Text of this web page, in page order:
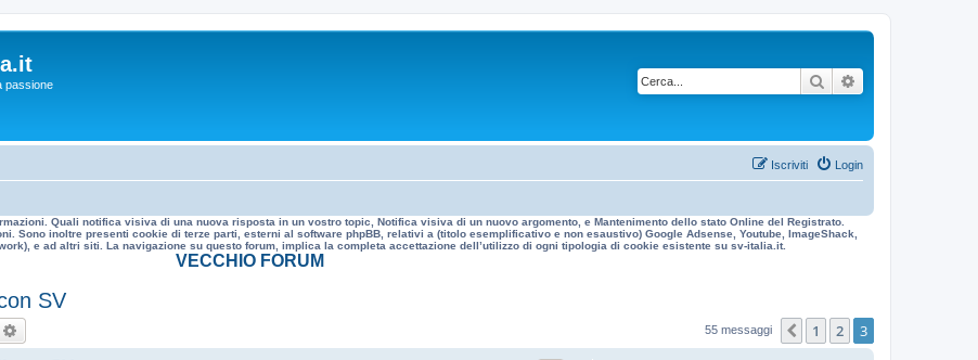
passione Cerca
Login
Iscriviti
Quali notifica visiva di una nuova risposta in un vostro topic, Notifica visiva di un nuovo argomento, e Mantenimento dello stato Online del Registrato.
Sono inoltre presenti cookie di terze parti, esterni al software phpBB, relativi a (titolo esemplificativo e non esaustivo) Google Adsense, Youtube, ImageShack,
e ad altri siti. La navigazione su questo forum, implica la completa accettazione dell’utilizzo di ogni tipologia di cookie esistente su sv-italia.it.
VECCHIO FORUM
SV
55 messaggi Precedente
1 2 3